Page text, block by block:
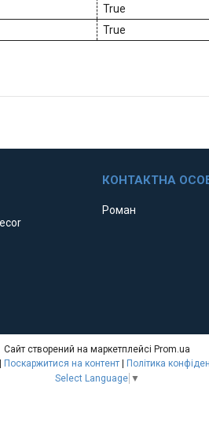
True
True
Роман
Сайт створений на маркетплейсі Prom.ua
Поскаржитися на контент
Політика
Select Language ▼